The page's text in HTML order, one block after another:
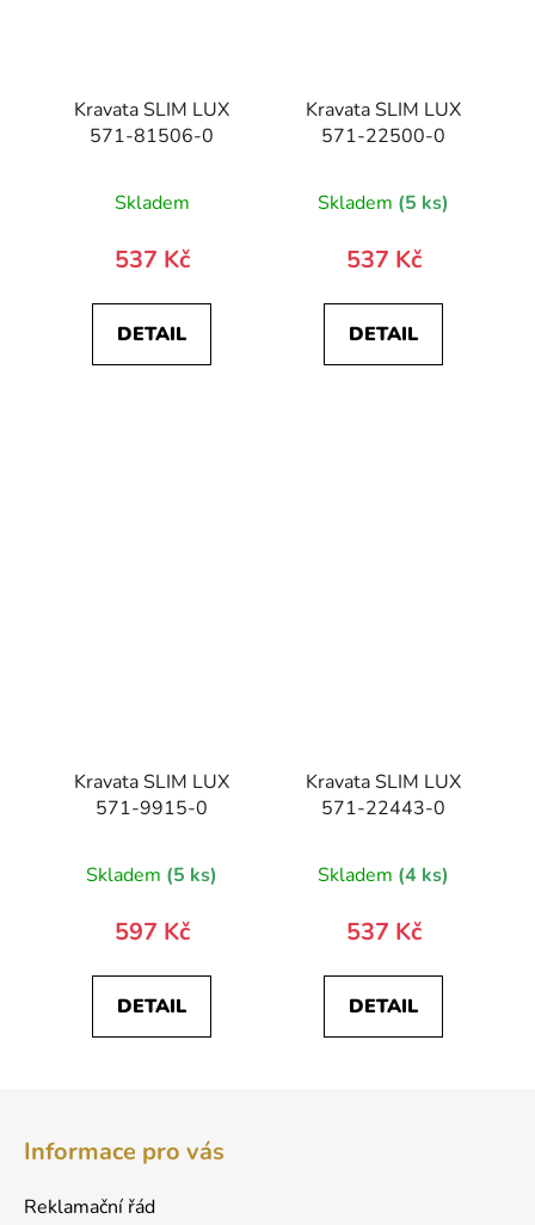
Kravata SLIM LUX
571-81506-0
Skladem
537 Kč
DETAIL
Kravata SLIM LUX
571-22500-0
Skladem (5 ks)
537 Kč
DETAIL
Kravata SLIM LUX
571-9915-0
Skladem (5 ks)
597 Kč
DETAIL
Kravata SLIM LUX
571-22443-0
Skladem (4 ks)
537 Kč
DETAIL
Informace pro vás
Reklamační řád